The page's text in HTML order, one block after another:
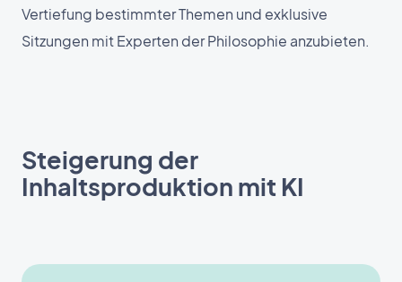
Vertiefung bestimmter Themen und exklusive
Sitzungen mit Experten der Philosophie anzubieten.
Steigerung der
Inhaltsproduktion mit KI